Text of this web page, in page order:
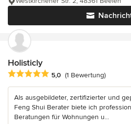
Holisticly
Durchschnittliche Bewertung: 5 von
5,0 (1 Bewertung)
Als ausgebildeter, zertifizierter und
Feng Shui Berater biete ich
Beratungen für Wohnungen u...